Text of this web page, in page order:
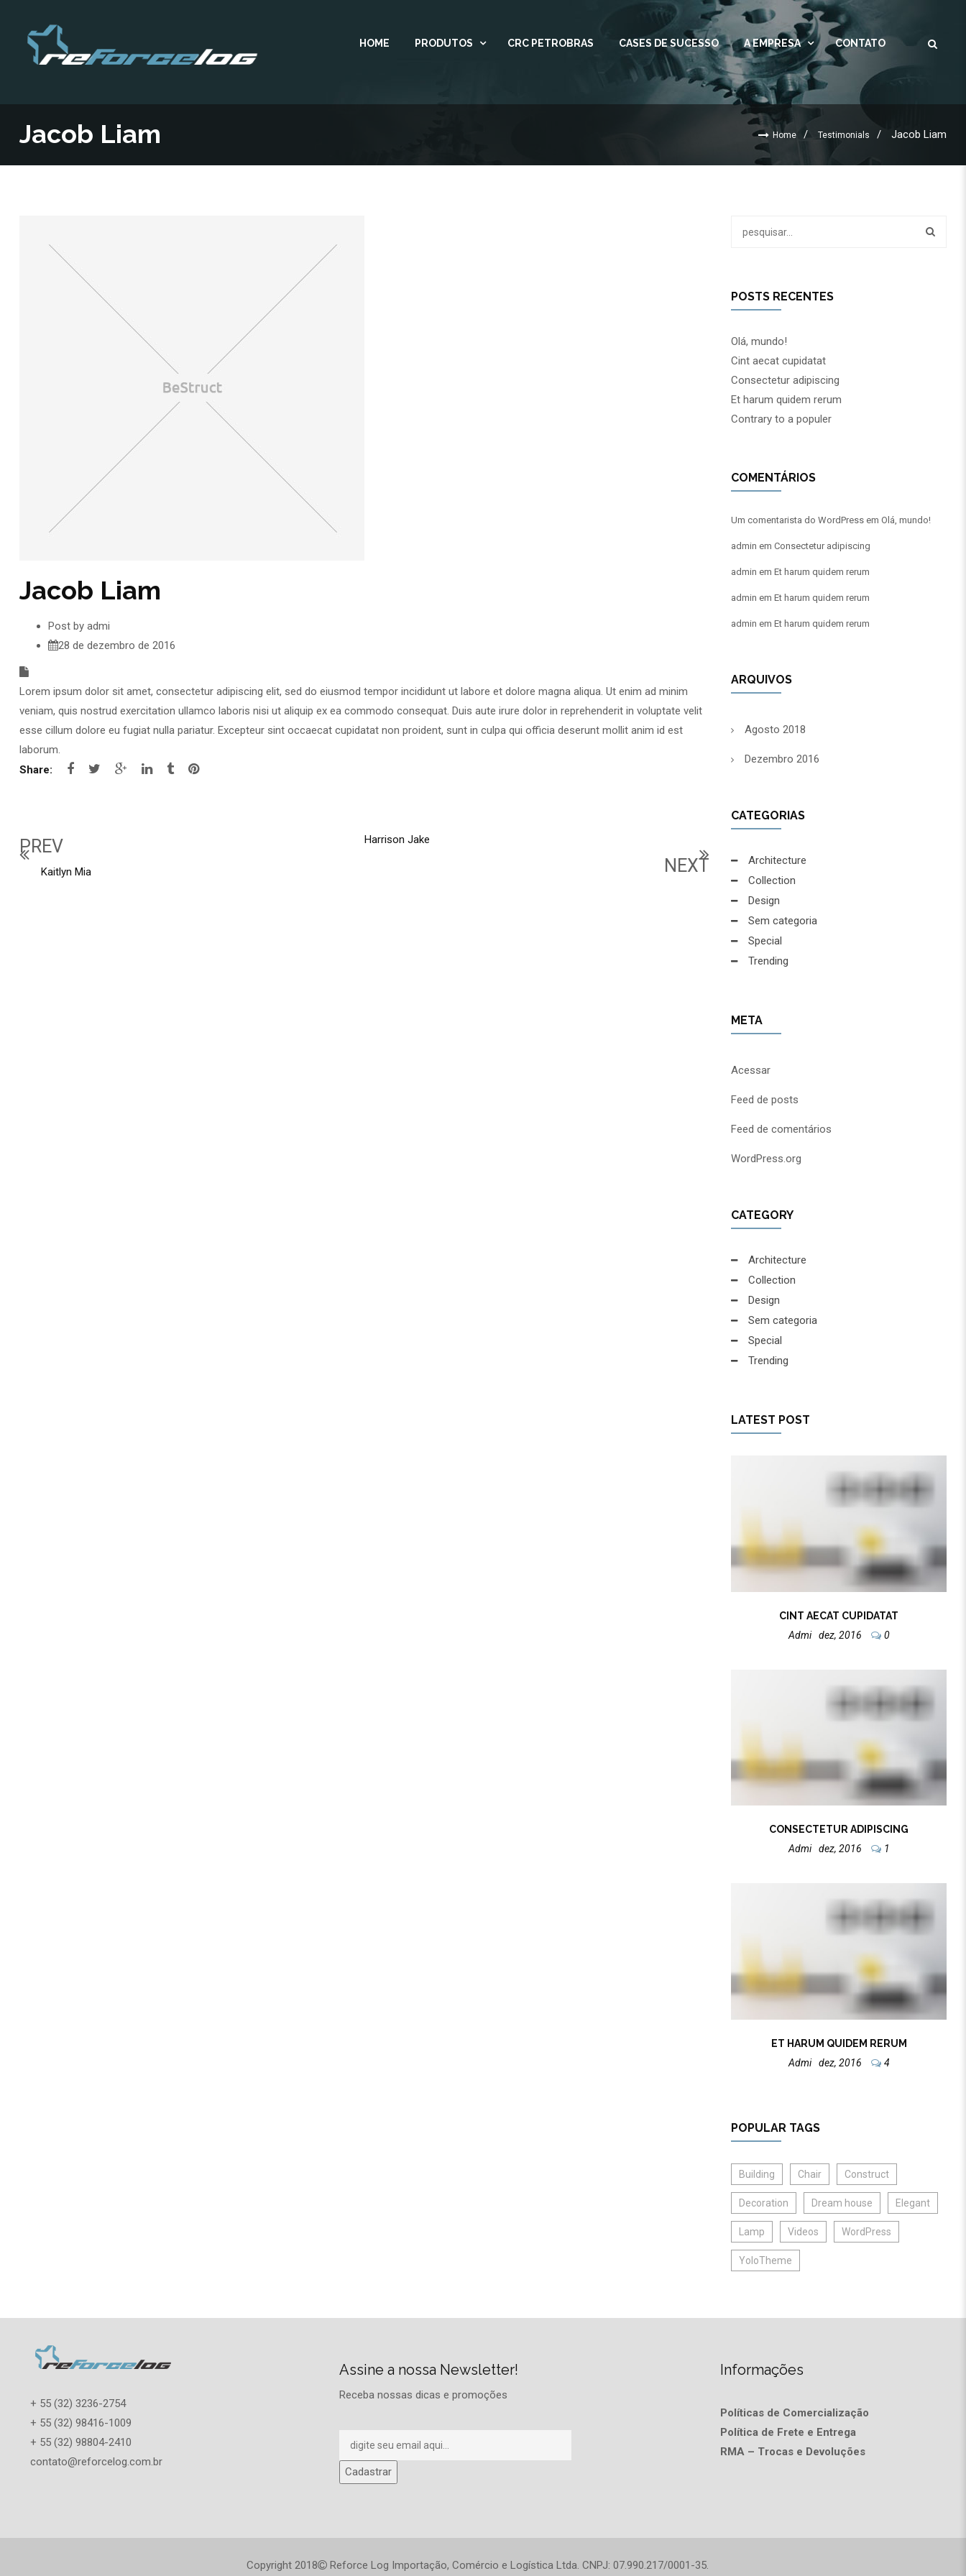
HOME PRODUTOS CRC PETROBRAS CASES DE SUCESSO A EMPRESA CONTATO
Jacob Liam Home Testimonials Jacob Liam
Jacob Liam
Post by admi
28 de dezembro de 2016
Lorem ipsum dolor sit amet, consectetur adipiscing elit, sed do eiusmod tempor incididunt ut labore et dolore magna aliqua. Ut enim ad minim
veniam, quis nostrud exercitation ullamco laboris nisi ut aliquip ex ea commodo consequat. Duis aute irure dolor in reprehenderit in voluptate velit
esse cillum dolore eu fugiat nulla pariatur. Excepteur sint occaecat cupidatat non proident, sunt in culpa qui officia deserunt mollit anim id est
laborum.
Share:
PREV
Kaitlyn Mia
Harrison Jake
NEXT
POSTS RECENTES
Olá, mundo!
Cint aecat cupidatat
Consectetur adipiscing
Et harum quidem rerum
Contrary to a populer
COMENTÁRIOS
Um comentarista do WordPress em Olá, mundo!
admin em Consectetur adipiscing
admin em Et harum quidem rerum
admin em Et harum quidem rerum
admin em Et harum quidem rerum
ARQUIVOS
Agosto 2018
Dezembro 2016
CATEGORIAS
Architecture
Collection
Design
Sem categoria
Special
Trending
META
Acessar
Feed de posts
Feed de comentários
WordPress.org
CATEGORY
Architecture
Collection
Design
Sem categoria
Special
Trending
LATEST POST
CINT AECAT CUPIDATAT
Admi
Dez, 2016 0
CONSECTETUR ADIPISCING
Admi
Dez, 2016 1
ET HARUM QUIDEM RERUM
Admi
Dez, 2016 4
POPULAR TAGS
Building Chair Construct
Decoration Dream house Elegant
Lamp Videos WordPress
YoloTheme
+ 55 (32) 3236-2754
+ 55 (32) 98416-1009
+ 55 (32) 98804-2410
contato@reforcelog.com.br
Assine a nossa Newsletter!
Receba nossas dicas e promoções
Informações
Políticas de Comercialização
Política de Frete e Entrega
RMA – Trocas e Devoluções
Copyright 2018 Reforce Log Importação, Comércio e Logística Ltda. CNPJ: 07.990.217/0001-35.